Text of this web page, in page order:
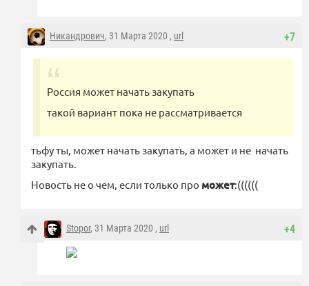
+7
Никандрович, 31 Марта 2020 , url
Россия может начать закупать
такой вариант пока не рассматривается
тьфу ты, может начать закупать, а может и не начать
закупать.
Новость не о чем, если только про может:((((((
+4
Stopor, 31 Марта 2020 , url